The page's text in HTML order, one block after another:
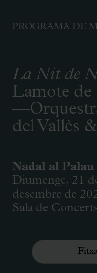
PROGRAMA DE
La Nit de
Lamote
del Vallès
Nadal al Palau
Diumenge, 21
desembre de
Sala de Concerts